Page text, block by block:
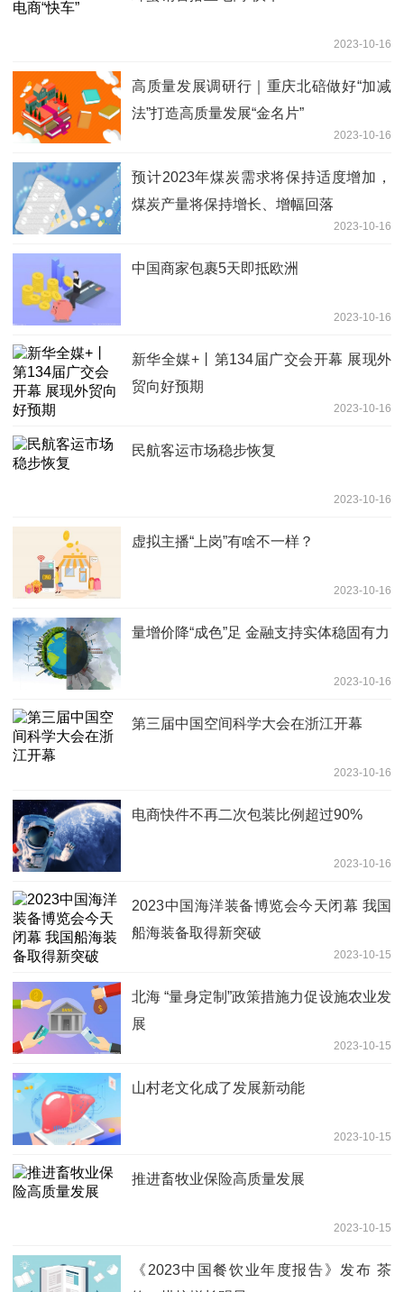
2023-10-16
高质量发展调研行｜重庆北碚做好“加减
法”打造高质量发展“金名片”
2023-10-16
预计2023年煤炭需求将保持适度增加，
煤炭产量将保持增长、增幅回落
2023-10-16
中国商家包裹5天即抵欧洲
2023-10-16
新华全媒+丨第134届广交会开幕 展现外
贸向好预期
2023-10-16
民航客运市场稳步恢复
2023-10-16
虚拟主播“上岗”有啥不一样？
2023-10-16
量增价降“成色”足 金融支持实体稳固有力
2023-10-16
第三届中国空间科学大会在浙江开幕
2023-10-16
电商快件不再二次包装比例超过90%
2023-10-16
2023中国海洋装备博览会今天闭幕 我国
船海装备取得新突破
2023-10-15
北海 “量身定制”政策措施力促设施农业发
展
2023-10-15
山村老文化成了发展新动能
2023-10-15
推进畜牧业保险高质量发展
2023-10-15
《2023中国餐饮业年度报告》发布 茶